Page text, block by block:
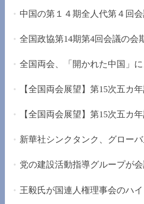
全国政協第14期第4回会議の会